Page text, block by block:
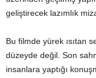
geliştirecek lazımlık
Bu filmde yürek ısıtan
düzeyde değil. Son
insanlara yaptığı